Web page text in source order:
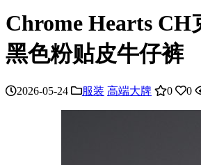
Chrome Hearts CH
黑色粉贴皮牛仔裤
2026-05-24 服装 高端大牌 0 0